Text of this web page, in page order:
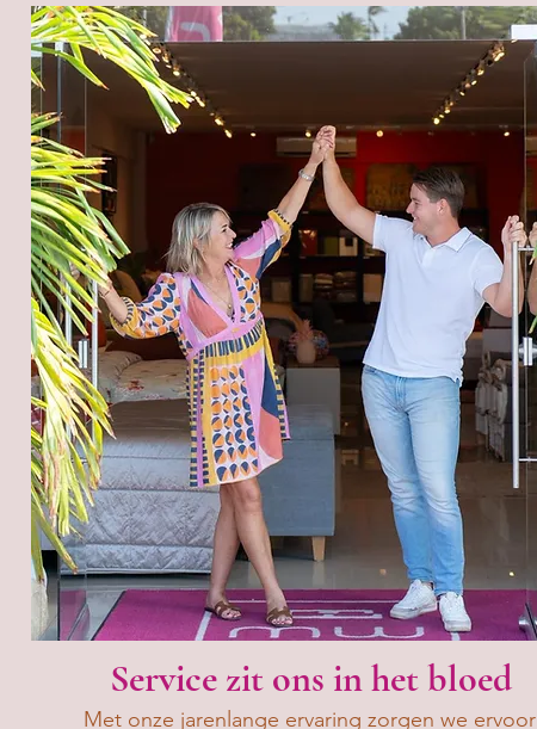
Service zit ons in het bloed
Met onze jarenlange ervaring zorgen we ervoor